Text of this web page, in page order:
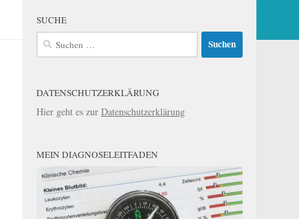
SUCHE
Suchen
DATENSCHUTZERKLÄRUNG
Hier geht es zur Datenschutzerklärung
MEIN DIAGNOSELEITFADEN